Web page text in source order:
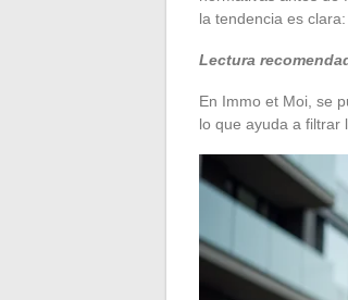
la tendencia es
Lectura
En Immo et Moi, se
lo que ayuda a filtrar